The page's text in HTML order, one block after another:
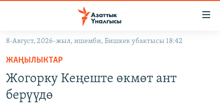
Навигацияга
өтүңүз
Издөөгө
салыңызКЫРГЫЗСТАН
ДҮЙНӨ
УКРАИНА
8-Август, 2026-жыл, ишемби, Бишкек убактысы 18:42
ЖАҢЫЛЫКТАР
Жогорку Кеңеште өкмөт ант
берүүдө